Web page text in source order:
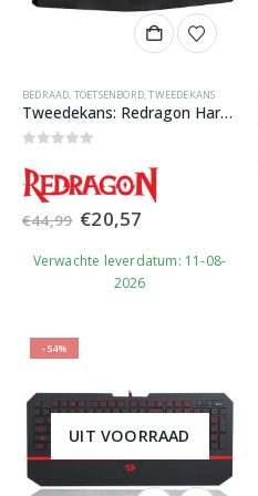
BEDRAAD, TOETSENBORD,TWEEDEKANS
Tweedekans: Redragon Harpe PRO K503A RGB Gaming Toetsenbord
€44,99 Oorspronkelijke
prijs
was:
€44,99.
€20,57
is:
€20,57.
Verwachte leverdatum: 11-08-
2026
-54%
UIT VOORRAAD